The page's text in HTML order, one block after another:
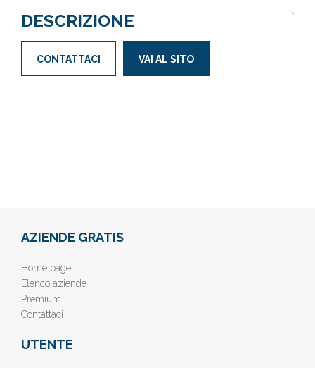
DESCRIZIONE
CONTATTACI VAI AL SITO
AZIENDE GRATIS
Home page
Elenco aziende
Premium
Contattaci
UTENTE